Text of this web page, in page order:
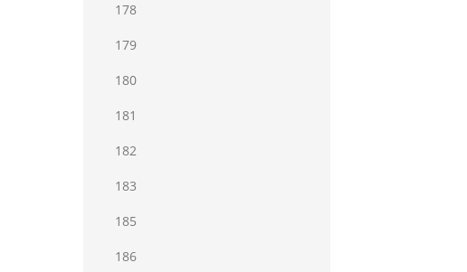
178
179
180
181
182
183
185
186